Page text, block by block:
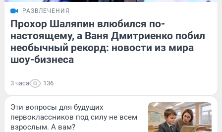
РАЗВЛЕЧЕНИЯ
Прохор Шаляпин влюбился по-
настоящему, а Ваня Дмитриенко побил
необычный рекорд: новости из мира
шоу-бизнеса
3 часа 136
Эти вопросы для будущих
первоклассников под силу не всем
взрослым. А вам?